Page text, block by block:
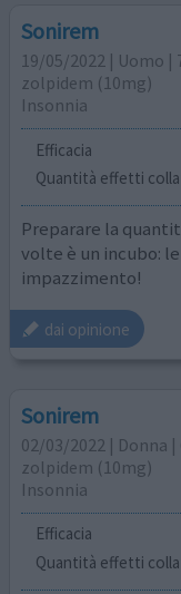
Sonirem
19/05/2022 | Uomo |
zolpidem (10mg)
Insonnia
Efficacia
Quantità effetti
Preparare la
volte è un incubo:
impazzimento!
dai opinione
Sonirem
02/03/2022 | Donna |
zolpidem (10mg)
Insonnia
Efficacia
Quantità effetti